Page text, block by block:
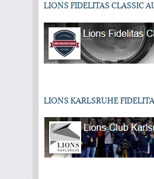
LIONS FIDELITAS CLASSIC
LIONS KARLSRUHE